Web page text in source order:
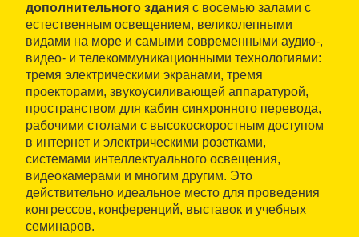
дополнительного здания с восемью залами с
естественным освещением, великолепными
видами на море и самыми современными аудио-,
видео- и телекоммуникационными технологиями:
тремя электрическими экранами, тремя
проекторами, звукоусиливающей аппаратурой,
пространством для кабин синхронного перевода,
рабочими столами с высокоскоростным доступом
в интернет и электрическими розетками,
системами интеллектуального освещения,
видеокамерами и многим другим. Это
действительно идеальное место для проведения
конгрессов, конференций, выставок и учебных
семинаров.